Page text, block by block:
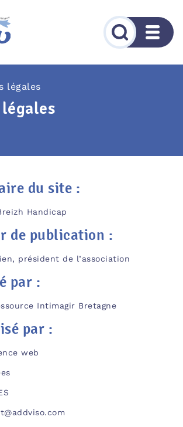
légales
du site :
Handicap
de publication :
président de l’association
par :
Intimagir Bretagne
par :
web